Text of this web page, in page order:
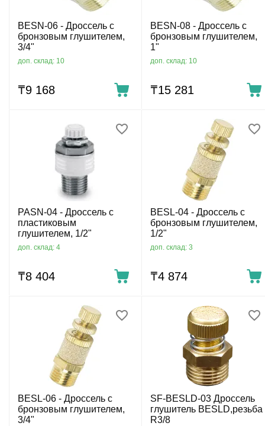
BESN-06 - Дроссель с
бронзовым глушителем,
3/4"
доп. склад: 10
₸9 168
BESN-08 - Дроссель с
бронзовым глушителем,
1"
доп. склад: 10
₸15 281
PASN-04 - Дроссель с
пластиковым
глушителем, 1/2"
доп. склад: 4
₸8 404
BESL-04 - Дроссель с
бронзовым глушителем,
1/2"
доп. склад: 3
₸4 874
BESL-06 - Дроссель с
бронзовым глушителем,
3/4"
SF-BESLD-03 Дроссель
глушитель BESLD,резьба
R3/8